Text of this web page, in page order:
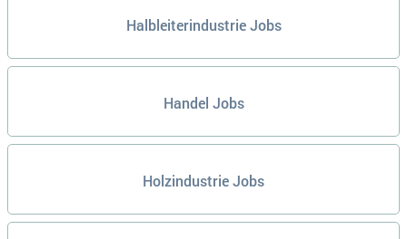
Halbleiterindustrie Jobs
Handel Jobs
Holzindustrie Jobs